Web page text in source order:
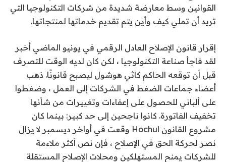
القوانين وسط معارضة شديدة من شركات التكنولوجيا التي
تريد أن تملي كيف وأين يتم تقديم خدماتها لمنتجاتها.
إقرار قانون الإصلاح العادل الرقمي في يونيو الماضي أخبر
لقد فاجأ صناعة التكنولوجيا ، لكن كان لديه الوقت للتصرف
قبل أن توقعه الحاكم كاثي هوشول ليصبح قانونًا. ذهب
أعضاء جماعات الضغط في الشركات إلى العمل ، وضغطوا
على ألباني للحصول على إعفاءات وتغييرات من شأنها
تخفيف الفاتورة. كانوا ناجحين إلى حد كبير: بينما كان
مشروع القانون Hochul
وقعت في أواخر ديسمبر لا يزال
نصر لحركة الحق في الإصلاح ، فإن نص أكثر ملاءمة
للشركات يمنح المستهلكين ومحلات الإصلاح المستقلة